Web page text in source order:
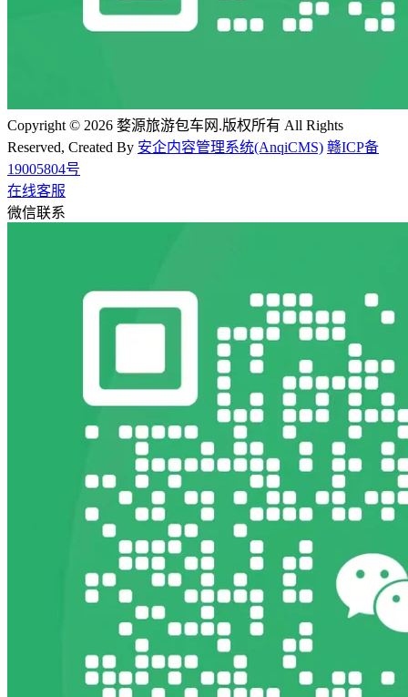
Copyright © 2026 婺源旅游包车网.版权所有 All Rights
Reserved, Created By 安企内容管理系统(AnqiCMS) 赣ICP备
19005804号
在线客服
微信联系